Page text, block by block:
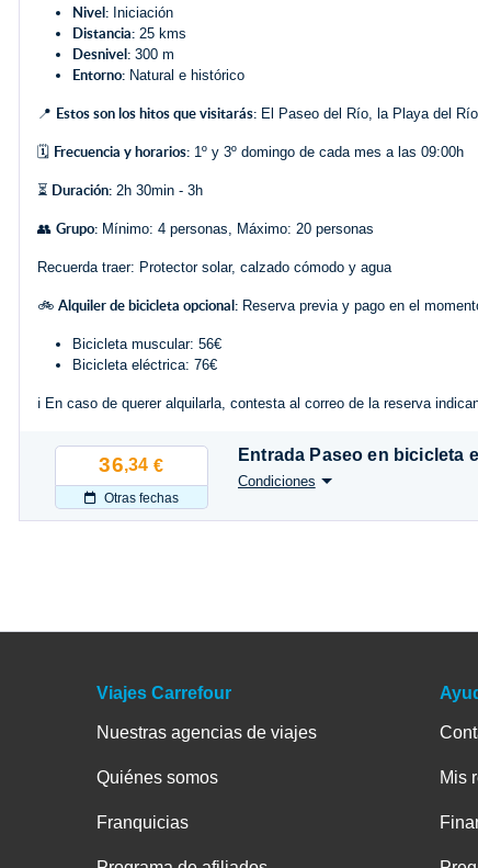
Nivel: Iniciación
Distancia: 25 kms
Desnivel: 300 m
Entorno: Natural e histórico
📍 Estos son los hitos que visitarás: El Paseo del Río, la Playa del
🗓️ Frecuencia y horarios: 1º y 3º domingo de cada mes a las 09:00h
⏳ Duración: 2h 30min - 3h
👥 Grupo: Mínimo: 4 personas, Máximo: 20 personas
Recuerda traer: Protector solar, calzado cómodo y agua
🚲 Alquiler de bicicleta opcional: Reserva previa y pago en el
Bicicleta muscular: 56€
Bicicleta eléctrica: 76€
ℹ️ En caso de querer alquilarla, contesta al correo de la reserva
36,34 €
Otras fechas
Entrada Paseo en bicicleta
Condiciones
Viajes Carrefour
Nuestras agencias de viajes
Quiénes somos
Franquicias
Mis